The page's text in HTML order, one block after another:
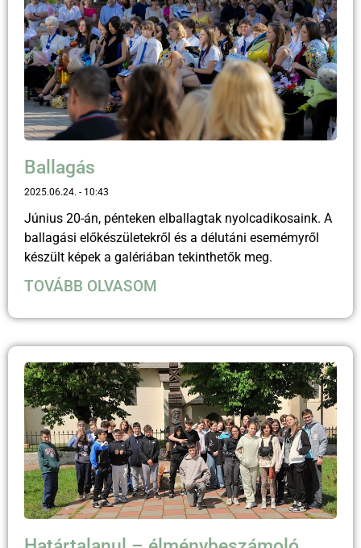
Ballagás
2025.06.24. 10:43
Június 20-án, pénteken elballagtak nyolcadikosaink. A
ballagási előkészületekről és a délutáni esemémyről
készült képek a galériában tekinthetők meg.
TOVÁBB OLVASOM